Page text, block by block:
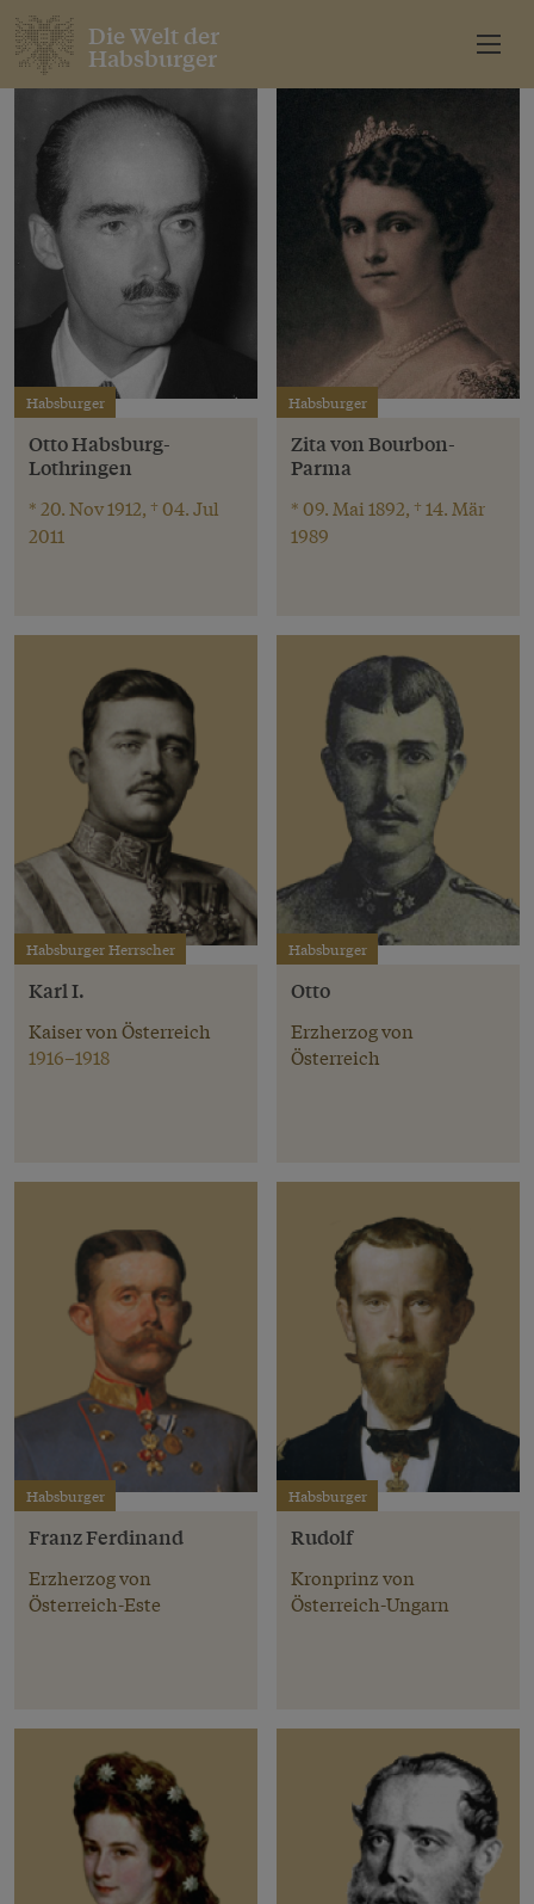
Die Welt der
Habsburger
Habsburger
Otto Habsburg-
Lothringen
* 20. Nov 1912, † 04. Jul
2011
Habsburger
Zita von Bourbon-
Parma
* 09. Mai 1892, † 14. Mär
1989
Habsburger Herrscher
Karl I.
Kaiser von Österreich
1916–1918
Habsburger
Otto
Erzherzog von
Österreich
Habsburger
Franz Ferdinand
Erzherzog von
Österreich-Este
Habsburger
Rudolf
Kronprinz von
Österreich-Ungarn